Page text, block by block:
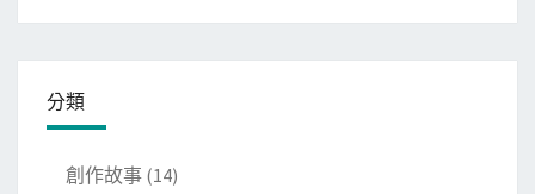
分類
創作故事 (14)